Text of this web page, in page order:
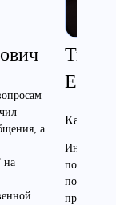
а
на
Инженер
по
по